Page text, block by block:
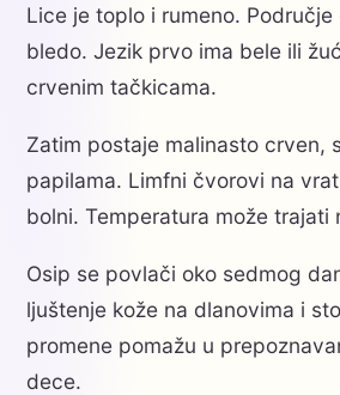
Lice je toplo i rumeno. Područje
bledo. Jezik prvo ima bele ili
crvenim tačkicama.
Zatim postaje malinasto crven,
papilama. Limfni čvorovi na
bolni. Temperatura može trajati
Osip se povlači oko sedmog
ljuštenje kože na dlanovima i
promene pomažu u
dece.